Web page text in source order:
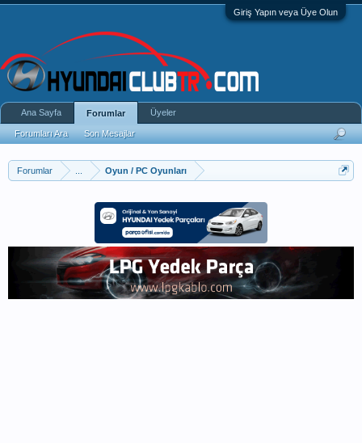
Giriş Yapın veya Üye Olun
Forumlar Oyun / PC Oyunları
Ana Sayfa Forumlar
Forumları Ara Son Mesajlar
Üyeler